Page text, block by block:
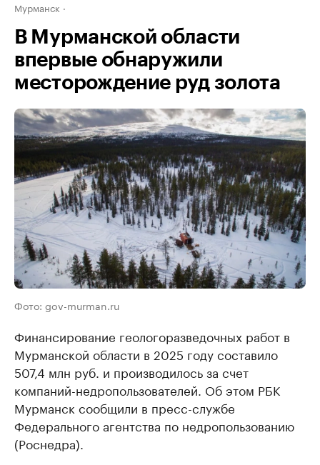
Мурманск
В Мурманской области
впервые обнаружили
месторождение руд золота
Фото: gov-murman.ru
Финансирование геологоразведочных работ в
Мурманской области в 2025 году составило
507,4 млн руб. и производилось за счет
компаний-недропользователей. Об этом РБК
Мурманск сообщили в пресс-службе
Федерального агентства по недропользованию
(Роснедра).